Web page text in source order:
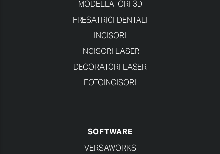
MODELLATORI 3D
FRESATRICI DENTALI
INCISORI
INCISORI LASER
DECORATORI LASER
FOTOINCISORI
SOFTWARE
VERSAWORKS